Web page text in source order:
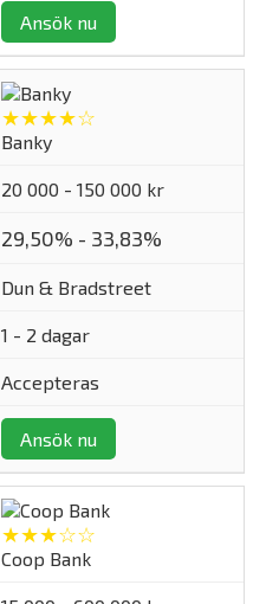
Ansök nu
★★★★☆
Banky
20 000 - 150 000 kr
29,50% - 33,83%
Dun & Bradstreet
1 - 2 dagar
Accepteras
Ansök nu
★★★☆☆
Coop Bank